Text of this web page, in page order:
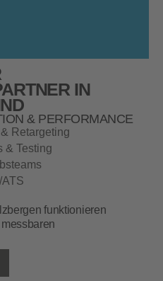
IN
& PERFORMANCE
Retargeting
& Testing
funktionieren